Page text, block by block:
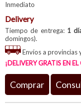
Inmediato
Delivery
Tiempo de entrega: 1
domingos).
Envíos a provincias
¡DELIVERY GRATIS EN
Comprar